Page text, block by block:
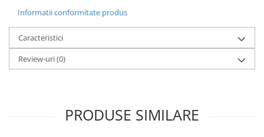
Informatii conformitate produs
Caracteristici
Review-uri(0)
PRODUSE SIMILARE